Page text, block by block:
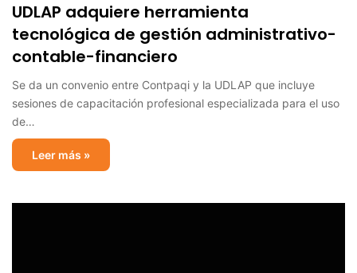
UDLAP adquiere herramienta
tecnológica de gestión administrativo-
contable-financiero
Se da un convenio entre Contpaqi y la UDLAP que incluye
sesiones de capacitación profesional especializada para el uso
de…
Leer más »